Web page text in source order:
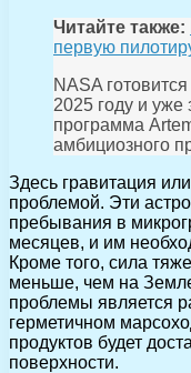
Читайте также:
первую
NASA
2025 году и
программа
амбициозного
Здесь гравитация
проблемой. Эти
пребывания в
месяцев, и им
Кроме того, сила
меньше, чем на
проблемы является
герметичном
продуктов будет
поверхности.